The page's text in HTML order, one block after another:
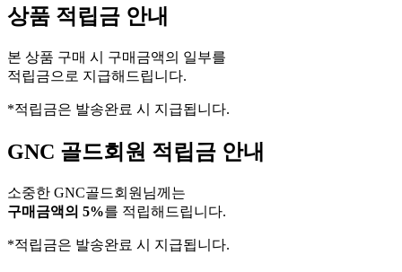
상품 적립금 안내
본 상품 구매 시 구매금액의 일부를
적립금으로 지급해드립니다.
*적립금은 발송완료 시 지급됩니다.
GNC 골드회원 적립금 안내
소중한 GNC골드회원님께는
구매금액의 5%를 적립해드립니다.
*적립금은 발송완료 시 지급됩니다.